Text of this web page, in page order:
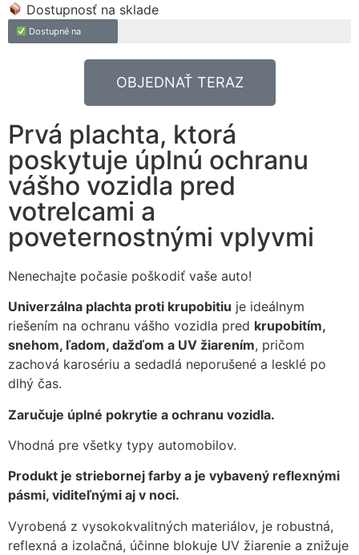
Dostupnosť na sklade
Dostupné na
OBJEDNAŤ TERAZ
Prvá plachta, ktorá
poskytuje úplnú ochranu
vášho vozidla pred
votrelcami a
poveternostnými vplyvmi
Nenechajte počasie poškodiť vaše auto!
Univerzálna plachta proti krupobitiu je ideálnym
riešením na ochranu vášho vozidla pred krupobitím,
snehom, ľadom, dažďom a UV žiarením, pričom
zachová karosériu a sedadlá neporušené a lesklé po
dlhý čas.
Zaručuje úplné pokrytie a ochranu vozidla.
Vhodná pre všetky typy automobilov.
Produkt je striebornej farby a je vybavený reflexnými
pásmi, viditeľnými aj v noci.
Vyrobená z vysokokvalitných materiálov, je robustná,
reflexná a izolačná, účinne blokuje UV žiarenie a znižuje